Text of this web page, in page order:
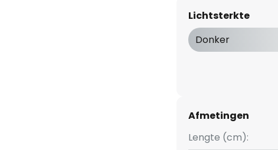
Lichtsterkte
Donker
Afmetingen
Lengte (cm):